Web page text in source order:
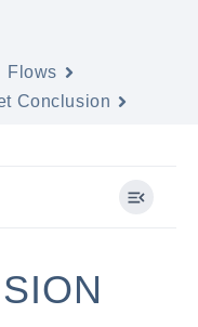
Flows
Conclusion